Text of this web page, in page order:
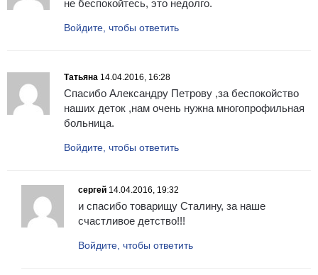
не беспокойтесь, это недолго.
Войдите, чтобы ответить
Татьяна 14.04.2016, 16:28
Спасибо Александру Петрову ,за беспокойство
наших деток ,нам очень нужна многопрофильная
больница.
Войдите, чтобы ответить
сергей 14.04.2016, 19:32
и спасибо товарищу Сталину, за наше
счастливое детство!!!
Войдите, чтобы ответить